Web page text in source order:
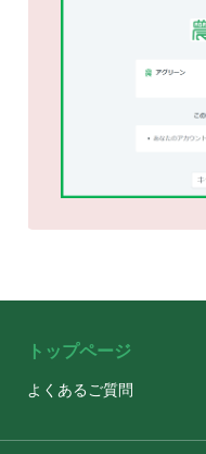
トップページ
よくあるご質問